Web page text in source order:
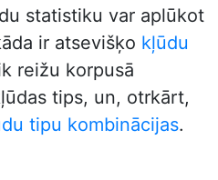
statistiku var aplūkot
ir atsevišķo kļūdu
reižu korpusā
tips, un, otrkārt,
tipu kombinācijas.